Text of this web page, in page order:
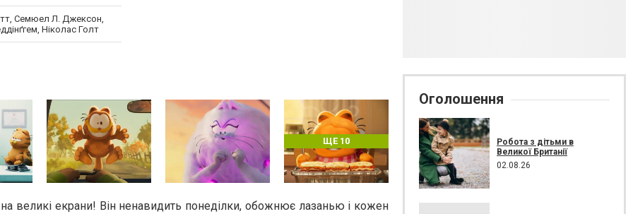
Семюел Л. Джексон,
Ніколас Голт
ЩЕ 10
великі екрани! Він ненавидить понеділки, обожнює лазанью і кожен
Оголошення
Робота з дітьми в
Великої Британії
02.08.26